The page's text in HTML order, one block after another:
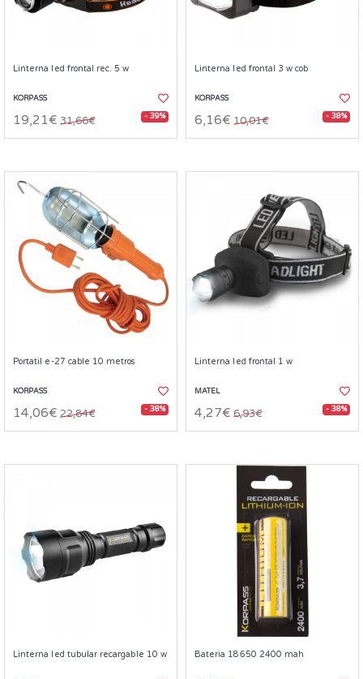
Linterna led frontal rec. 5 w
KORPASS
19,21€ 31,66€ - 39%
Linterna led frontal 3 w cob
KORPASS
6,16€ 10,01€ - 38%
Portatil e-27 cable 10 metros
KORPASS
14,06€ 22,84€ - 38%
Linterna led frontal 1 w
MATEL
4,27€ 6,93€ - 38%
Linterna led tubular recargable 10 w Bateria 18650 2400 mah